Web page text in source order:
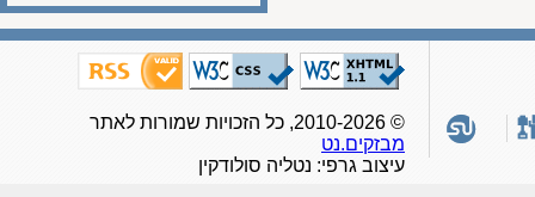
מבזקים.נט
עיצוב גרפי: נטליה סולודקין